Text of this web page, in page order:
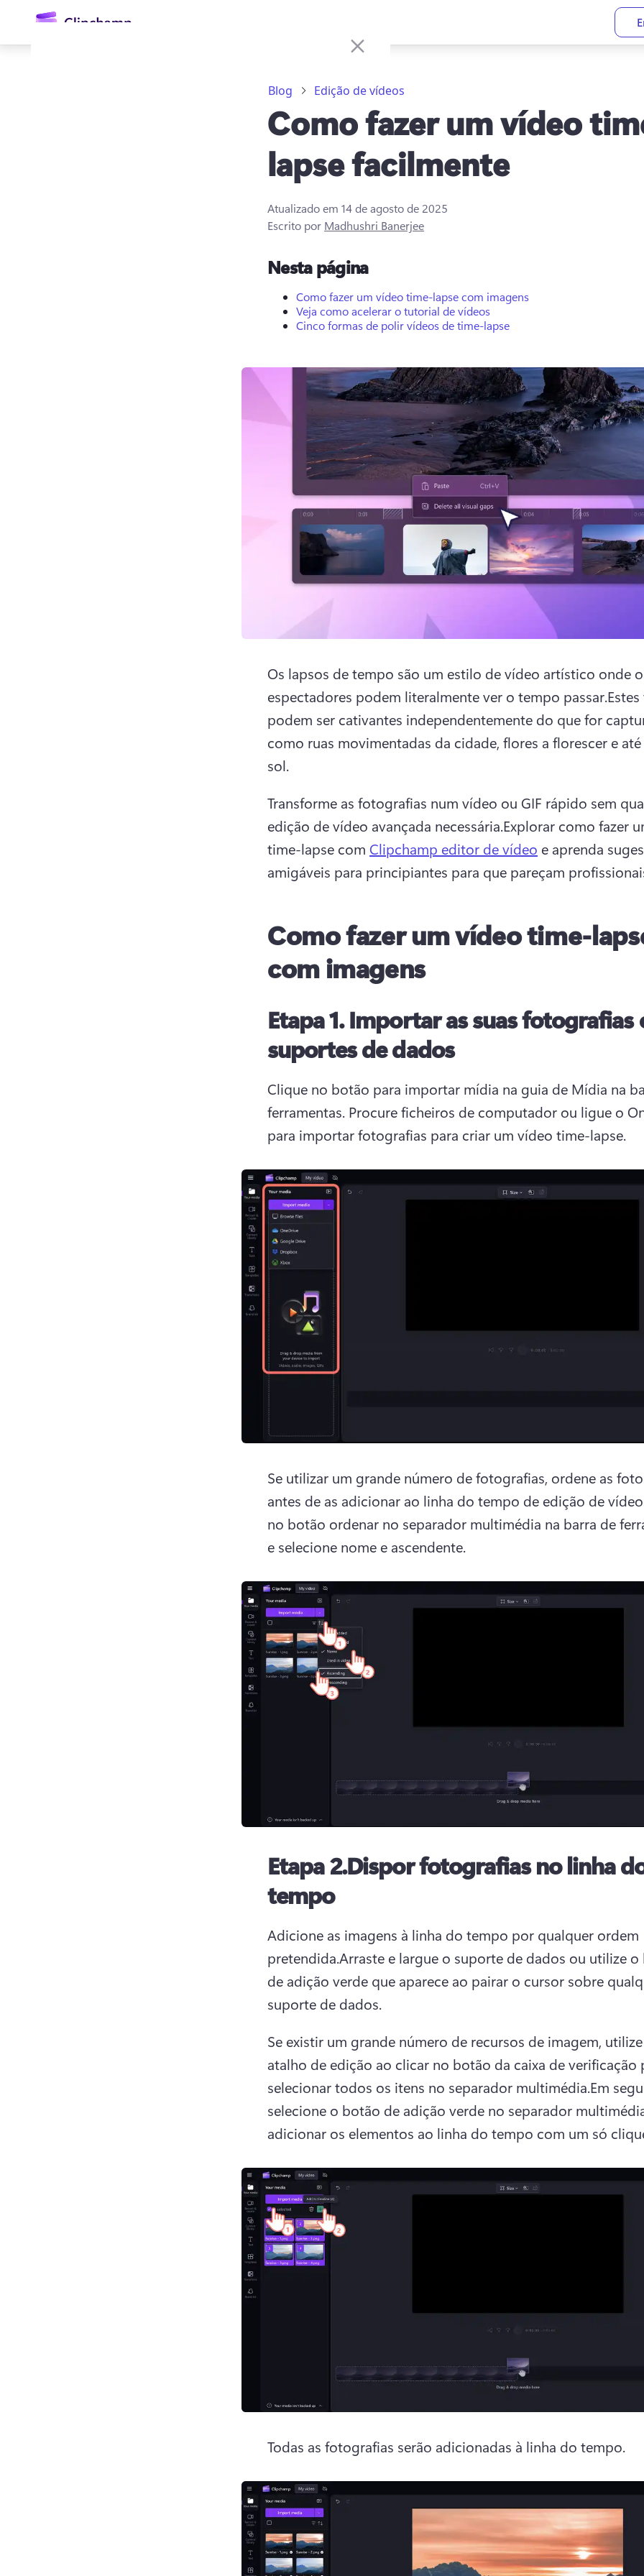
conteúdo
Blog Edição de vídeos
Como fazer um vídeo
lapse facilmente
Atualizado em 14 de agosto de 2025
Escrito por Madhushri Banerjee
Nesta página
Como fazer um vídeo time-lapse com imagens
Veja como acelerar o tutorial de vídeos
Cinco formas de polir vídeos de time-lapse
Os lapsos de tempo são um estilo de vídeo artístico onde
espectadores podem literalmente ver o tempo
podem ser cativantes independentemente do que for
como ruas movimentadas da cidade, flores a florescer e
sol.
Transforme as fotografias num vídeo ou GIF rápido sem
edição de vídeo avançada necessária.Explorar como fazer
time-lapse com Clipchamp editor de vídeo e aprenda
amigáveis para principiantes para que pareçam
Como fazer um vídeo time-
com imagens
Etapa 1. Importar as suas fotografias
suportes de dados
Clique no botão para importar mídia na guia de Mídia na
ferramentas. Procure ficheiros de computador ou ligue o
para importar fotografias para criar um vídeo time-lapse.
Se utilizar um grande número de fotografias, ordene as
antes de as adicionar ao linha do tempo de edição de
no botão ordenar no separador multimédia na barra de
e selecione nome e ascendente.
Etapa 2.Dispor fotografias no linha
tempo
Adicione as imagens à linha do tempo por qualquer ordem
pretendida.Arraste e largue o suporte de dados ou utilize
de adição verde que aparece ao pairar o cursor sobre
suporte de dados.
Se existir um grande número de recursos de imagem,
atalho de edição ao clicar no botão da caixa de verificação
selecionar todos os itens no separador multimédia.Em
selecione o botão de adição verde no separador
adicionar os elementos ao linha do tempo com um só
Todas as fotografias serão adicionadas à linha do tempo.